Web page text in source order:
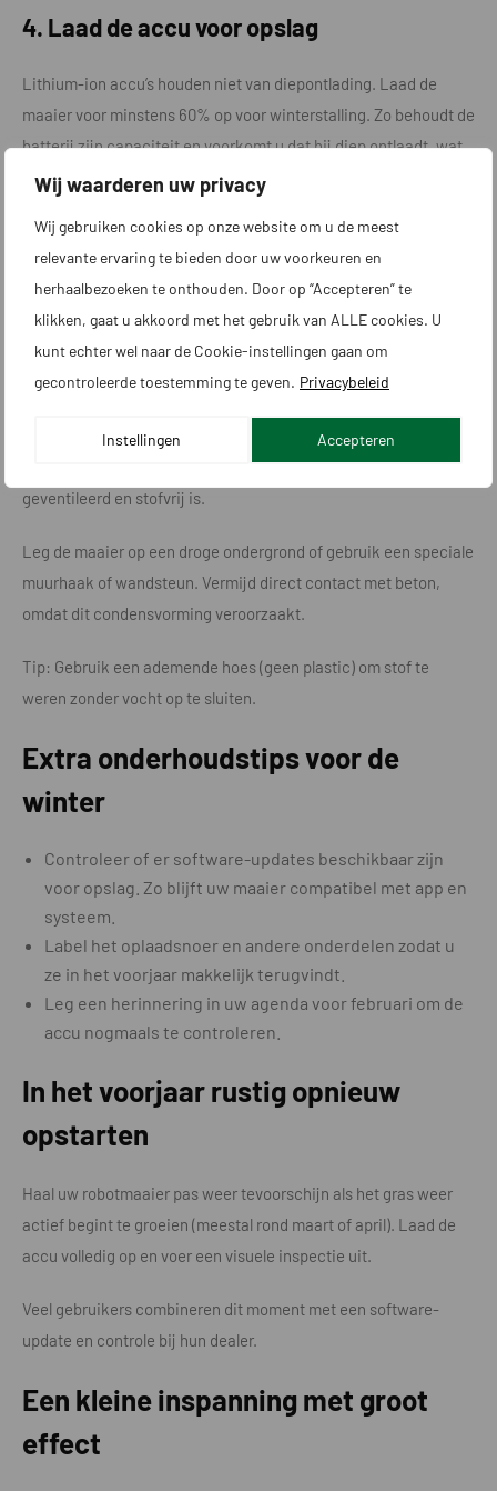
Wij waarderen uw privacy
Wij gebruiken cookies op onze website om u de meest
relevante ervaring te bieden door uw voorkeuren en
herhaalbezoeken te onthouden. Door op “Accepteren” te
klikken, gaat u akkoord met het gebruik van ALLE cookies. U
kunt echter wel naar de Cookie-instellingen gaan om
gecontroleerde toestemming te geven. Privacybeleid
Instellingen Accepteren
4. Laad de accu voor opslag
Lithium-ion accu’s houden niet van diepontlading. Laad de
maaier voor minstens 60% op voor winterstalling. Zo behoudt de
batterij zijn capaciteit en voorkomt u dat hij diep ontlaadt, wat
de levensduur sterk verkort.
Laat de accu niet aan de lader hangen. Laad bij voorkeur net
vóór opslag en controleer het laadniveau halverwege de winter
nog een keer.
5. Kies een geschikte opslaglocatie
droge, vorstvrije ruimte zoals een garage, kelder of berging met
stabiele temperatuur. Let op dat de opslagplaats schoon, goed
geventileerd en stofvrij is.
Leg de maaier op een droge ondergrond of gebruik een speciale
muurhaak of wandsteun. Vermijd direct contact met beton,
omdat dit condensvorming veroorzaakt.
Tip: Gebruik een ademende hoes (geen plastic) om stof te
weren zonder vocht op te sluiten.
Extra onderhoudstips voor de
winter
Controleer of er software-updates beschikbaar zijn
voor opslag. Zo blijft uw maaier compatibel met app en
systeem.
Label het oplaadsnoer en andere onderdelen zodat u
ze in het voorjaar makkelijk terugvindt.
Leg een herinnering in uw agenda voor februari om de
accu nogmaals te controleren.
In het voorjaar rustig opnieuw
opstarten
Haal uw robotmaaier pas weer tevoorschijn als het gras weer
actief begint te groeien (meestal rond maart of april). Laad de
accu volledig op en voer een visuele inspectie uit.
Veel gebruikers combineren dit moment met een software-
update en controle bij hun dealer.
Een kleine inspanning met groot
effect